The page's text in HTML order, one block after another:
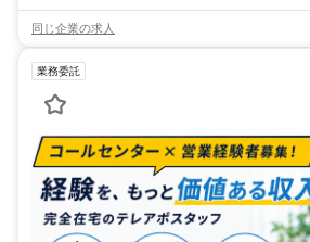
同じ企業の求人
業務委託